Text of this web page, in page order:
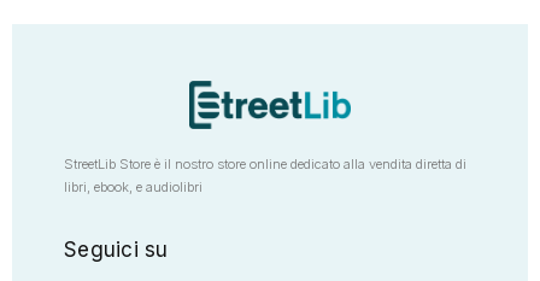
StreetLib Store è il nostro store online dedicato alla vendita diretta di
libri, ebook, e audiolibri
Seguici su